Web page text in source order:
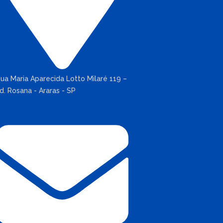
Maria Aparecida Lotto Milaré 119 –
Rosana - Araras - SP